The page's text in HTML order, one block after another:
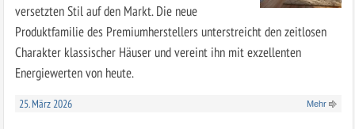
versetzten Stil auf den Markt. Die neue
Produktfamilie des Premiumherstellers unterstreicht den zeitlosen
Charakter klassischer Häuser und vereint ihn mit exzellenten
Energiewerten von heute.
25. März 2026 Mehr